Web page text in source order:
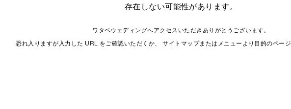
存在しない可能性があります。
ワタベウェディングへアクセスいただきありがとうございます。
恐れ入りますが入力した URL をご確認いただくか、 サイトマップまたはメニューより目的のページ